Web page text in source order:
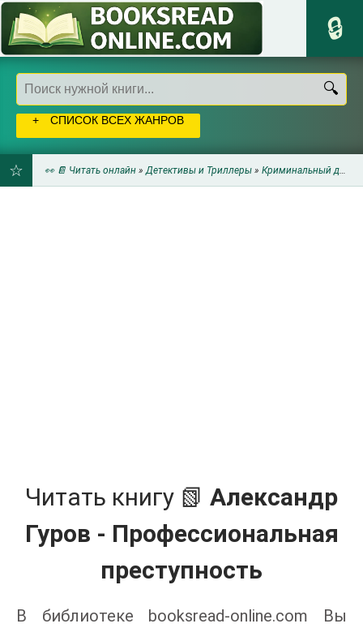
СПИСОК ВСЕХ ЖАНРОВ
👀 📔 Читать онлайн »Детективы и Триллеры » Криминальный детектив
Читать книгу 📗 Александр
Гуров - Профессиональная
преступность
В библиотеке booksread-online.com Вы